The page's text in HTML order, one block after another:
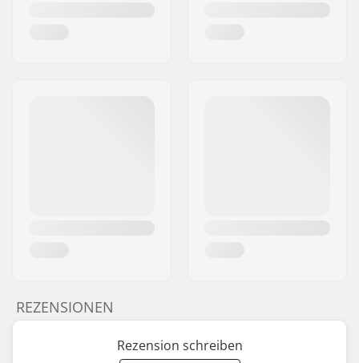
REZENSIONEN
Rezension schreiben